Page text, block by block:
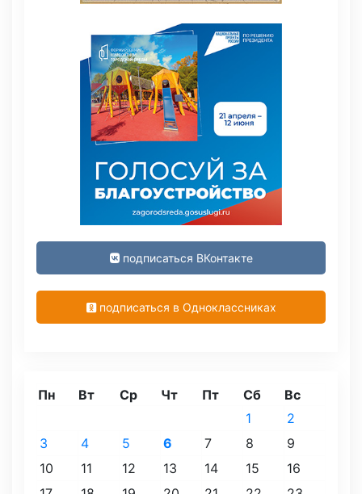
подписаться ВКонтакте
подписаться в Одноклассниках
Пн Вт Ср Чт Пт Сб Вс
1
2
3
4 5 6 7 8
9
10
11 12 13 14 15
16